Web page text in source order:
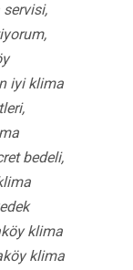
iyi klima
bedeli,
klima
klima